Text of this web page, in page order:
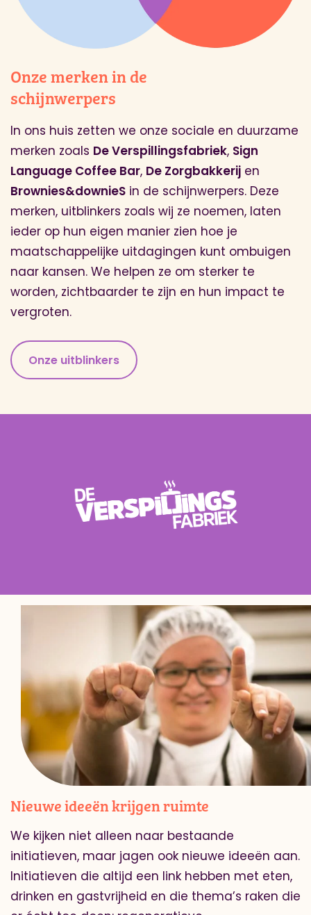
Onze merken in de
schijnwerpers
In ons huis zetten we onze sociale en duurzame
merken zoals De Verspillingsfabriek, Sign
Language Coffee Bar, De Zorgbakkerij en
Brownies&downieS in de schijnwerpers. Deze
merken, uitblinkers zoals wij ze noemen, laten
ieder op hun eigen manier zien hoe je
maatschappelijke uitdagingen kunt ombuigen
naar kansen. We helpen ze om sterker te
worden, zichtbaarder te zijn en hun impact te
vergroten.
Onze uitblinkers
Nieuwe ideeën krijgen ruimte
We kijken niet alleen naar bestaande
initiatieven, maar jagen ook nieuwe ideeën aan.
Initiatieven die altijd een link hebben met eten,
drinken en gastvrijheid en die thema’s raken die